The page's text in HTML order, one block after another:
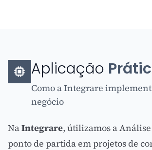
Aplicação
Como a Integrare
negócio
NaIntegrare, útilizamos a Análise
ponto de partida em projetos de